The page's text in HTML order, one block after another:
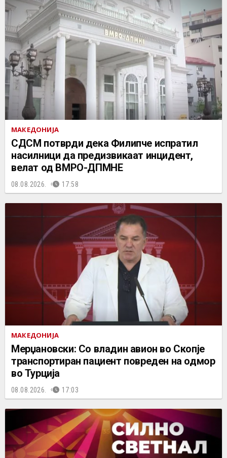
МАКЕДОНИЈА
СДСМ потврди дека Филипче испратил
насилници да предизвикаат инцидент,
велат од ВМРО-ДПМНЕ
08.08.2026. 17:58
МАКЕДОНИЈА
Мерџановски: Со владин авион во Скопје
транспортиран пациент повреден на одмор
во Турција
08.08.2026. 17:03